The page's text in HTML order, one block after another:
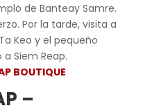
de Banteay Samre.
Por la tarde, visita a
Keo y el pequeño
Siem Reap.
BOUTIQUE
–